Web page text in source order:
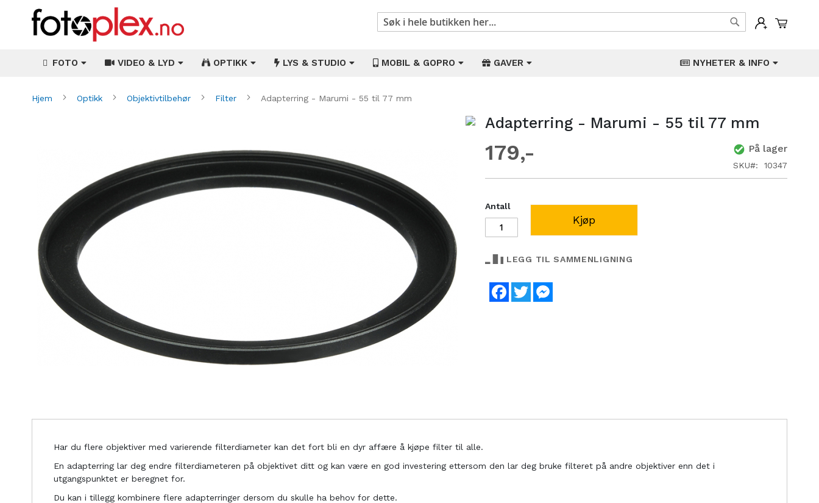
Min
Søk
FOTO VIDEO & LYD OPTIKK LYS & STUDIO MOBIL & GOPRO GAVER NYHETER & INFO
Hjem Optikk Objektivtilbehør Filter Adapterring - Marumi - 55 til 77 mm
Adapterring - Marumi - 55 til 77 mm
179 På lager
SKU 10347
Antall
Kjøp
LEGG TIL SAMMENLIGNING
Facebook
Twitter
Gå
begynnelsen
Har du flere objektiver med varierende filterdiameter kan det fort bli en dyr affære å kjøpe filter til alle.
En adapterring lar deg endre filterdiameteren på objektivet ditt og kan være en god investering ettersom den lar deg bruke filteret på andre objektiver enn det i
utgangspunktet er beregnet for.
Du kan i tillegg kombinere flere adapterringer dersom du skulle ha behov for dette.